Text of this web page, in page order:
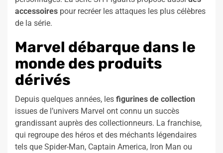
accessoires pour recréer les attaques les plus célèbres
de la série.
Marvel débarque dans le
monde des produits
dérivés
Depuis quelques années, les figurines de collection
issues de l’univers Marvel ont connu un succès
grandissant auprès des collectionneurs. La franchise,
qui regroupe des héros et des méchants légendaires
tels que Spider-Man, Captain America, Iron Man ou